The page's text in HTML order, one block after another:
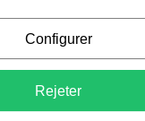
plus courants
de beauté
Configurer
Rejeter